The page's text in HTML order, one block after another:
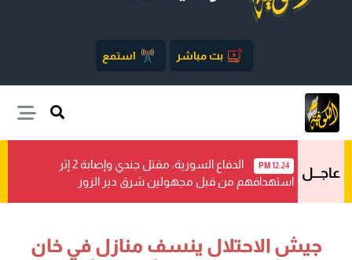
بث مباشر استمع
عاجـــل 12:24 PM
الدفاع السورية: مقتل جندي وإصابة 2 إثر
استهدافهم من قبل مجهولين شرق دير الزور
جيش الاحتلال ينسف منازل في خان